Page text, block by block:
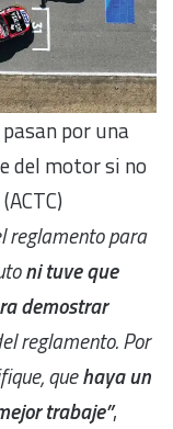
por una
del motor si no
reglamento para
ni tuve que
demostrar
reglamento. Por
quehaya un
trabaje”,